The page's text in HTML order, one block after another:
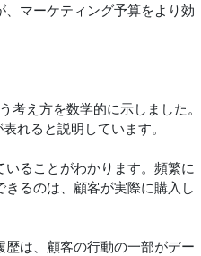
マーケティング予算をより効
え方を数学的に示しました。
れると説明しています。
ることがわかります。頻繁に
るのは、顧客が実際に購入し
は、顧客の行動の一部がデー